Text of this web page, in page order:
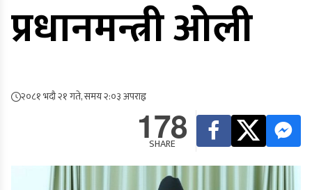
प्रधानमन्त्री ओली
२०८१ भदौ २१ गते, समय २:०३ अपराह्न
178
SHARE